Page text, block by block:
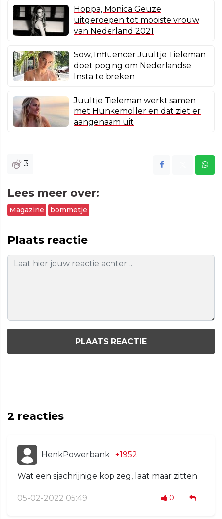
Hoppa, Monica Geuze
uitgeroepen tot mooiste vrouw
van Nederland 2021
Sow, Influencer Juultje Tieleman
doet poging om Nederlandse
Insta te breken
Juultje Tieleman werkt samen
met Hunkemöller en dat ziet er
aangenaam uit
3
Lees meer over:
Magazine bommetje
Plaats reactie
PLAATS REACTIE
2 reacties
HenkPowerbank +1952
Wat een sjachrijnige kop zeg, laat maar zitten
05-02-2022 05:49 0